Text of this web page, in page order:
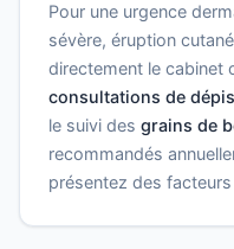
Pour une urgence
sévère, éruption
directement le cabinet
consultations de
le suivi des grains de
recommandés
présentez des